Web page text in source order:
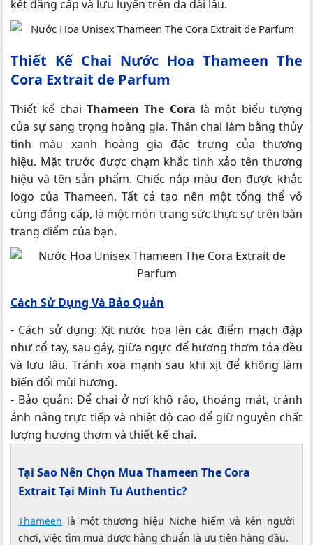
kết đẳng cấp và lưu luyến trên da dài lâu.
Thiết Kế Chai Nước Hoa Thameen The
Cora Extrait de Parfum
Thiết kế chai Thameen The Cora là một biểu tượng
của sự sang trọng hoàng gia. Thân chai làm bằng thủy
tinh màu xanh hoàng gia đặc trưng của thương
hiệu. Mặt trước được chạm khắc tinh xảo tên thương
hiệu và tên sản phẩm. Chiếc nắp màu đen được khắc
logo của Thameen. Tất cả tạo nên một tổng thể vô
cùng đẳng cấp, là một món trang sức thực sự trên bàn
trang điểm của bạn.
Cách Sử Dụng Và Bảo Quản
- Cách sử dụng: Xịt nước hoa lên các điểm mạch đập
như cổ tay, sau gáy, giữa ngực để hương thơm tỏa đều
và lưu lâu. Tránh xoa mạnh sau khi xịt để không làm
biến đổi mùi hương.
- Bảo quản: Để chai ở nơi khô ráo, thoáng mát, tránh
ánh nắng trực tiếp và nhiệt độ cao để giữ nguyên chất
lượng hương thơm và thiết kế chai.
Tại Sao Nên Chọn Mua Thameen The Cora
Extrait Tại Minh Tu Authentic?
Thameen là một thương hiệu Niche hiếm và kén người
chơi, việc tìm mua được hàng chuẩn là ưu tiên hàng đầu.